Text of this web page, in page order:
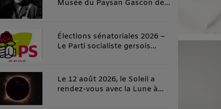
Musée du Paysan Gascon de
Élections sénatoriales 2026 –
Le Parti socialiste gersois
soutien à Céline Salles, dans
un esprit de rassemblement
Le 12 août 2026, le Soleil a
rendez-vous avec la Lune à